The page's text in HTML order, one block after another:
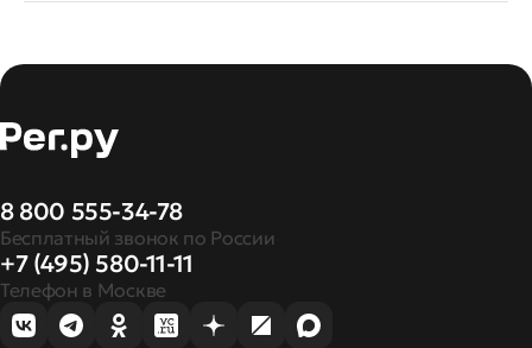
8 800 555-34-78
Бесплатный звонок по России
+7 (495) 580-11-11
Телефон в Москве